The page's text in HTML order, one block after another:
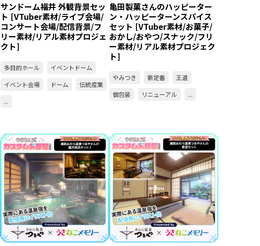
サンドーム福井 外観背景セッ
ト [VTuber素材/ライブ会場/
コンサート会場/配信背景/フ
リー素材/リアル素材プロジェ
クト]
多目的ホール
イベントドーム
イベント会場
ドーム
伝統産業
...
亀田製菓さんのハッピーター
ン・ハッピーターンスパイス
セット [VTuber素材/お菓子/
おかし/おやつ/スナック/フリ
ー素材/リアル素材プロジェク
ト]
やみつき 新定番
王道
個包装
リニューアル ...